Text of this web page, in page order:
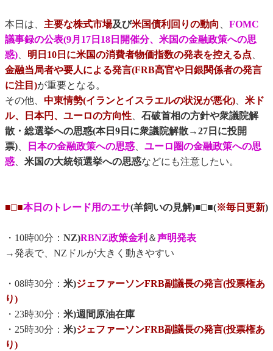
本日は、 主要な株式市場及び米国債利回りの動向 、 FOMC
議事録の公表(9月17日18日開催分、米国の金融政策への思
惑)、 明日10日に米国の消費者物価指数の発表を控える点、
金融当局者や要人による発言(FRB高官や日銀関係者の発言
に注目)が重要となる。
その他、 中東情勢(イランとイスラエルの状況が悪化)、 米ド
ル、日本円、ユーロの方向性、 石破首相の方針や衆議院解
散・総選挙への思惑(本日9日に衆議院解散→27日に投開
票)、 日本の金融政策への思惑、 ユーロ圏の金融政策への思
惑、 米国の大統領選挙への思惑などにも注意したい。
■□■本日のトレード用のエサ(羊飼いの見解)■□■(※毎日更新)
・10時00分： NZ)RBNZ政策金利 ＆声明発表
→発表で、NZドルが大きく動きやすい
・08時30分： 米)ジェファーソンFRB副議長の発言(投票権あ
り)
・23時30分： 米)週間原油在庫
・25時30分： 米)ジェファーソンFRB副議長の発言(投票権あ
り)